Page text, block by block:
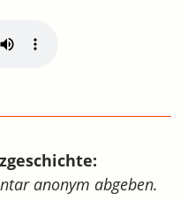
anonym abgeben.